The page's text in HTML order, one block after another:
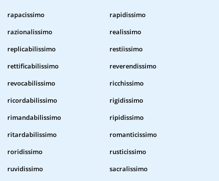
rapacissimo
rapidissimo
razionalissimo
realissimo
replicabilissimo
restiissimo
rettificabilissimo
reverendissimo
revocabilissimo
ricchissimo
ricordabilissimo
rigidissimo
rimandabilissimo
ripidissimo
ritardabilissimo
romanticissimo
roridissimo
rusticissimo
ruvidissimo
sacralissimo